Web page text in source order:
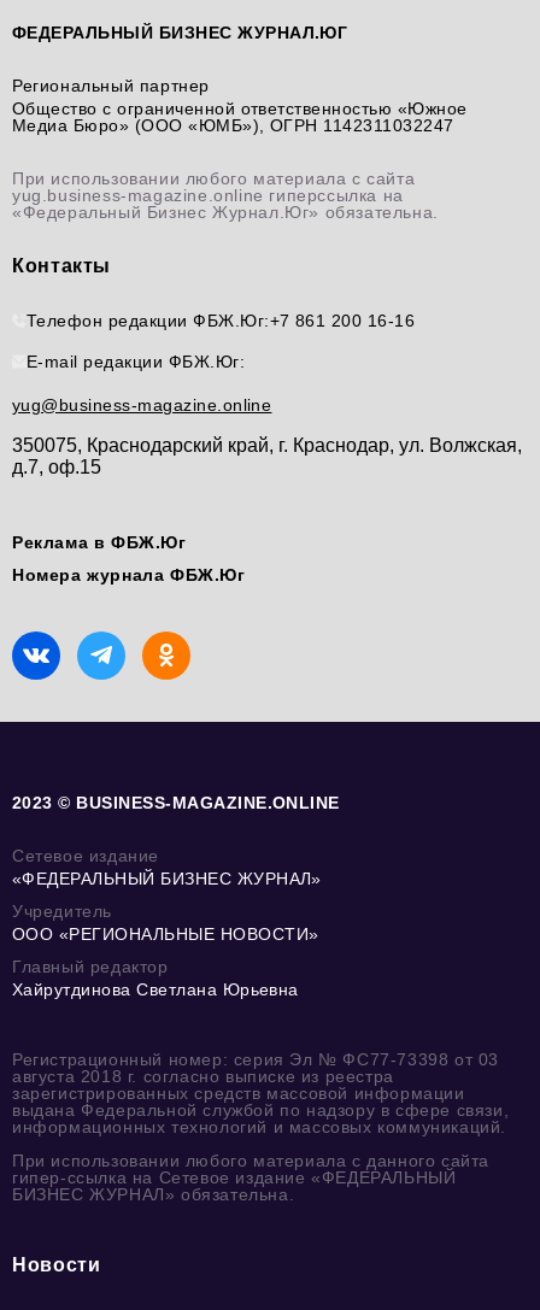
ФЕДЕРАЛЬНЫЙ БИЗНЕС ЖУРНАЛ.ЮГ
Региональный партнер
Общество с ограниченной ответственностью «Южное
Медиа Бюро» (ООО «ЮМБ»), ОГРН 1142311032247
При использовании любого материала с сайта
yug.business-magazine.online гиперссылка на
«Федеральный Бизнес Журнал.Юг» обязательна.
Контакты
Телефон редакции ФБЖ.Юг:+7 861 200 16-16
E-mail редакции ФБЖ.Юг:
yug@business-magazine.online
350075, Краснодарский край, г. Краснодар, ул. Волжская,
д.7, оф.15
Реклама в ФБЖ.Юг
Номера журнала ФБЖ.Юг
2023 © BUSINESS-MAGAZINE.ONLINE
Сетевое издание
«ФЕДЕРАЛЬНЫЙ БИЗНЕС ЖУРНАЛ»
Учредитель
ООО «РЕГИОНАЛЬНЫЕ НОВОСТИ»
Главный редактор
Хайрутдинова Светлана Юрьевна
Регистрационный номер: серия Эл № ФС77-73398 от 03
августа 2018 г. согласно выписке из реестра
зарегистрированных средств массовой информации
выдана Федеральной службой по надзору в сфере связи,
информационных технологий и массовых коммуникаций.
При использовании любого материала с данного сайта
гипер-ссылка на Сетевое издание «ФЕДЕРАЛЬНЫЙ
БИЗНЕС ЖУРНАЛ» обязательна.
Новости